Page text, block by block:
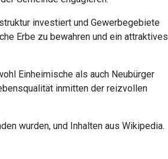
investiert und Gewerbegebiete
Erbe zu bewahren und ein attraktives
Einheimische als auch Neubürger
inmitten der reizvollen
wurden, und Inhalten aus Wikipedia.